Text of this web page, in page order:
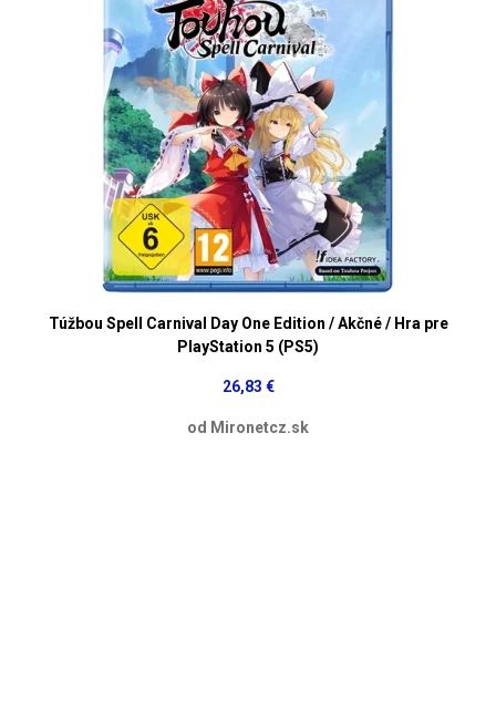
Túžbou Spell Carnival Day One Edition / Akčné / Hra pre
PlayStation 5 (PS5)
26,83 €
od Mironetcz.sk